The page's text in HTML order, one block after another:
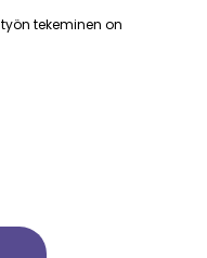
tekeminen on